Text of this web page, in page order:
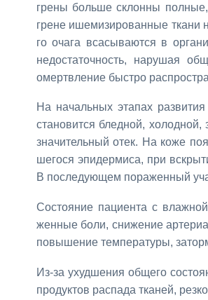
гре­ны боль­ше склон­ны
грене ише­ми­зи­ро­ван­ные тка­ни
го оча­га вса­сы­ва­ют­ся в
недо­ста­точ­ность, на­ру­шая
омертв­ле­ние быст­ро
На на­чаль­ных эта­пах
ста­но­вит­ся блед­ной, хо­лод­ной,
зна­чи­тель­ный отек. На ко­же
ше­го­ся эпи­дер­ми­са, при
В по­сле­ду­ю­щем по­ра­жен­ный
Со­сто­я­ние па­ци­ен­та с
жен­ные бо­ли, сни­же­ние
по­вы­ше­ние тем­пе­ра­ту­ры,
Из-за ухуд­ше­ния об­ще­го
про­дук­тов рас­па­да тка­ней,